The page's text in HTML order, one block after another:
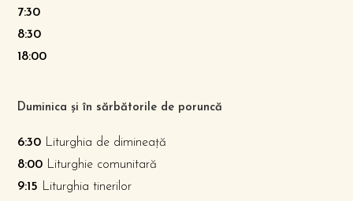
7:30
8:30
18:00
Duminica și în sărbătorile de poruncă
6:30 Liturghia de dimineață
8:00 Liturghie comunitară
9:15 Liturghia tinerilor